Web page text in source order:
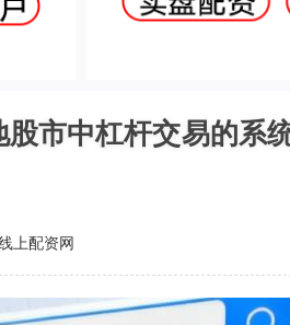
市中杠杆交易的系
上配资网